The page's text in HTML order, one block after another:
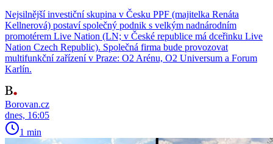
Nejsilnější investiční skupina v Česku PPF (majitelka Renáta
Kellnerová) postaví společný podnik s velkým nadnárodním
promotérem Live Nation (LN; v České republice má dceřinku Live
Nation Czech Republic). Společná firma bude provozovat
multifunkční zařízení v Praze: O2 Arénu, O2 Universum a Forum
Karlín.
Borovan.cz
dnes, 16:05
1 min